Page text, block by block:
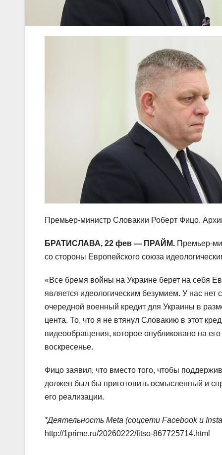
Премьер-министр Словакии Роберт Фицо.
БРАТИСЛАВА, 22 фев — ПРАЙМ. Премьер-
со стороны Европейского союза
«Все бремя войны на Украине берет на себя
является идеологическим безумием. У нас
очередной военный кредит для Украины в
цента. То, что я не втянул Словакию в этот
видеообращения, которое опубликовано на
воскресенье.
Фицо заявил, что вместо того, чтобы
должен был бы приготовить осмысленный и
его реализации.
*Деятельность Meta (соцсети Facebook и
http://1prime.ru/20260222/fitso-867725714.html